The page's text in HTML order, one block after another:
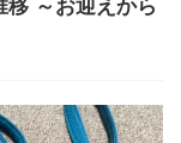
移 ～お迎えから